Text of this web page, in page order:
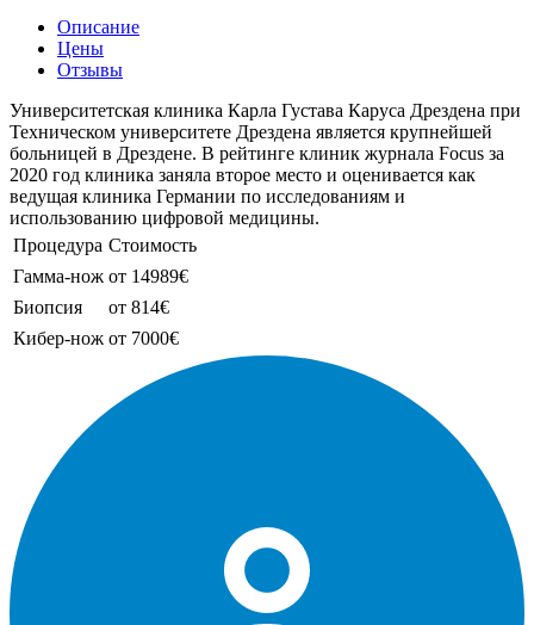
Описание
Цены
Отзывы
Университетская клиника Карла Густава Каруса Дрездена при
Техническом университете Дрездена является крупнейшей
больницей в Дрездене. В рейтинге клиник журнала Focus за
2020 год клиника заняла второе место и оценивается как
ведущая клиника Германии по исследованиям и
использованию цифровой медицины.
Процедура Стоимость
Гамма-нож от 14989€
Биопсия
от 814€
Кибер-нож от 7000€